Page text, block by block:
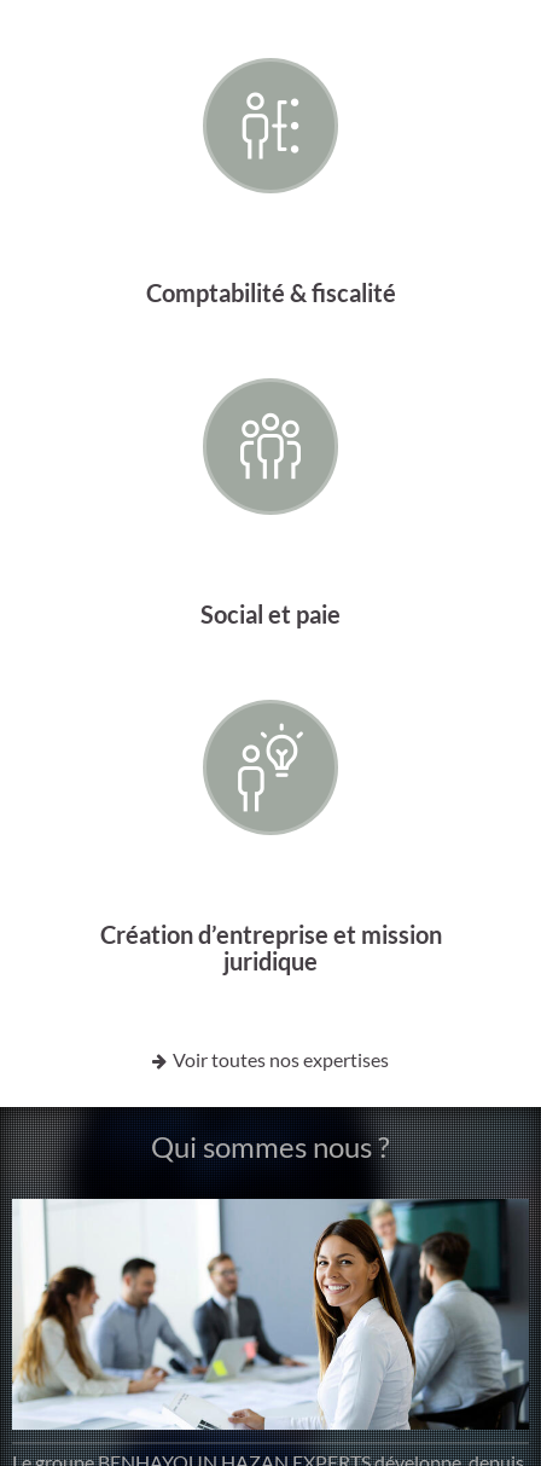
Comptabilité & fiscalité
Social et paie
Création d’entreprise et mission
juridique
Voir toutes nos expertises
Qui sommes nous ?